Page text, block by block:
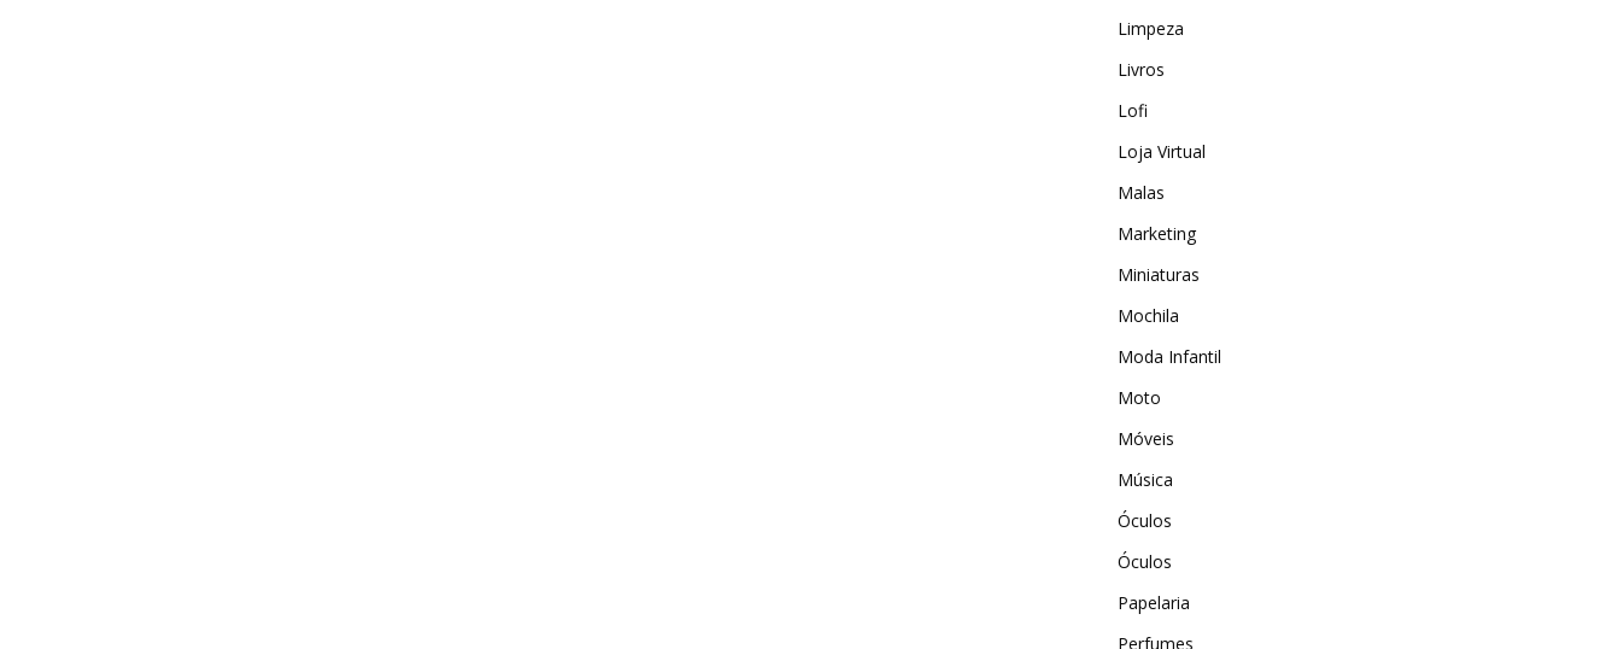
Limpeza
Livros
Lofi
Loja Virtual
Malas
Marketing
Miniaturas
Mochila
Moda Infantil
Moto
Móveis
Música
Óculos
Óculos
Papelaria
Perfumes